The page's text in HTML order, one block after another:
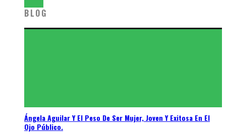
BLOG
Ángela Aguilar Y El Peso De Ser Mujer, Joven Y Exitosa En El
Ojo Público.